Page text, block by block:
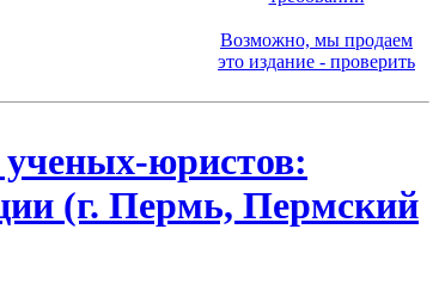
Возможно, мы продаем
это издание - проверить
юристов:
(г. Пермь, Пермский